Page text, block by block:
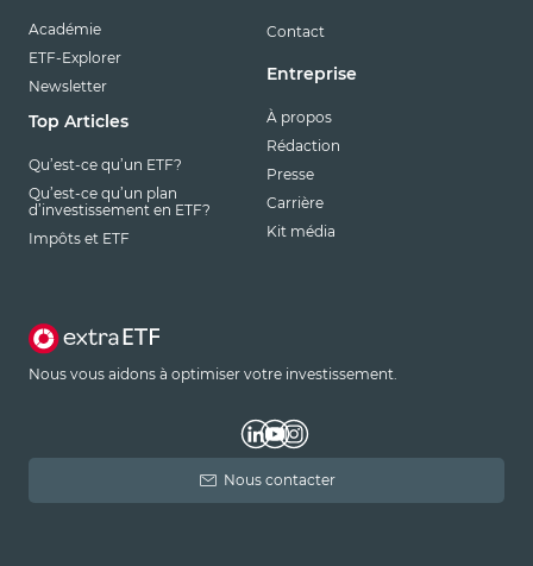
Académie
ETF-Explorer
Newsletter
Top Articles
Qu’est-ce qu’un ETF?
Qu’est-ce qu’un plan
d’investissement en ETF?
Impôts et ETF
Contact
Entreprise
À propos
Rédaction
Presse
Carrière
Kit média
Nous vous aidons à optimiser votre investissement.
Nous contacter